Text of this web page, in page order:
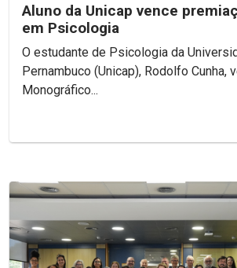
Aluno da Unicap vence
em Psicologia
O estudante de Psicologia da
Pernambuco (Unicap), Rodolfo Cunha,
Monográfico...